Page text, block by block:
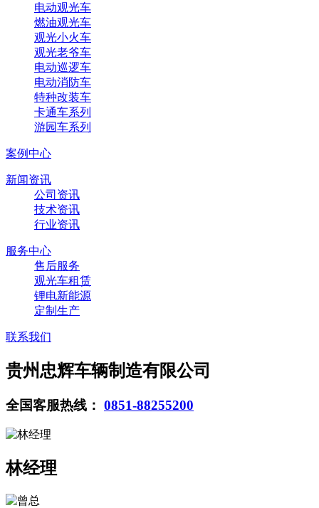
电动观光车
燃油观光车
观光小火车
观光老爷车
电动巡逻车
电动消防车
特种改装车
卡通车系列
游园车系列
案例中心
新闻资讯
公司资讯
技术资讯
行业资讯
服务中心
售后服务
观光车租赁
锂电新能源
定制生产
联系我们
贵州忠辉车辆制造有限公司
全国客服热线： 0851-88255200
林经理